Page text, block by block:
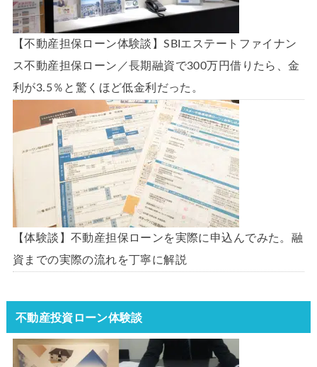
【不動産担保ローン体験談】SBIエステートファイナン
ス不動産担保ローン／長期融資で300万円借りたら、金
利が3.5％と驚くほど低金利だった。
【体験談】不動産担保ローンを実際に申込んでみた。融
資までの実際の流れを丁寧に解説
不動産投資ローン体験談